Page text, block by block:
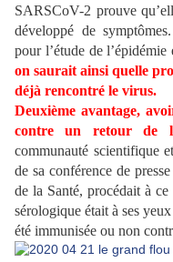
SARSCoV-2 prouve
développé de
pour l’étude de l’épidémie
on saurait ainsi quelle
déjà rencontré le virus.
Deuxième avantage,
contre un retour de
communauté scientifique
de sa conférence de
de la Santé, procédait à
sérologique était à ses
été immunisée ou non